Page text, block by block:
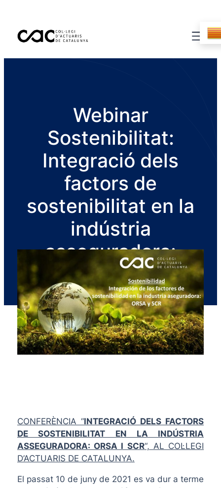
Webinar
Sostenibilitat:
Integració dels
factors de
sostenibilitat en la
indústria
asseguradora:
ORSA i SCR
CONFERÈNCIA “INTEGRACIÓ DELS FACTORS
DE SOSTENIBILITAT EN LA INDÚSTRIA
ASSEGURADORA: ORSA I SCR“, AL COL·LEGI
D’ACTUARIS DE CATALUNYA.
El passat 10 de juny de 2021 es va dur a terme